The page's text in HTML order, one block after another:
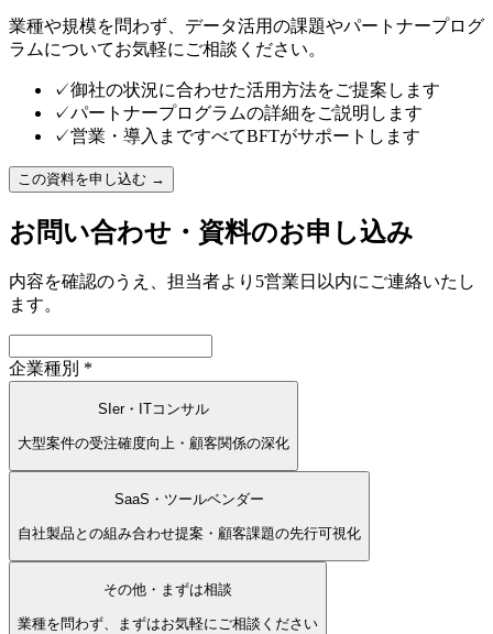
業種や規模を問わず、データ活用の課題やパートナープログ
ラムについてお気軽にご相談ください。
✓御社の状況に合わせた活用方法をご提案します
✓パートナープログラムの詳細をご説明します
✓営業・導入まですべてBFTがサポートします
この資料を申し込む →
お問い合わせ・資料のお申し込み
内容を確認のうえ、担当者より 5営業日以内にご連絡いたし
ます。
企業種別 *
SIer・ITコンサル
大型案件の受注確度向上・顧客関係の深化
SaaS・ツールベンダー
自社製品との組み合わせ提案・顧客課題の先行可視化
その他・まずは相談
業種を問わず、まずはお気軽にご相談ください